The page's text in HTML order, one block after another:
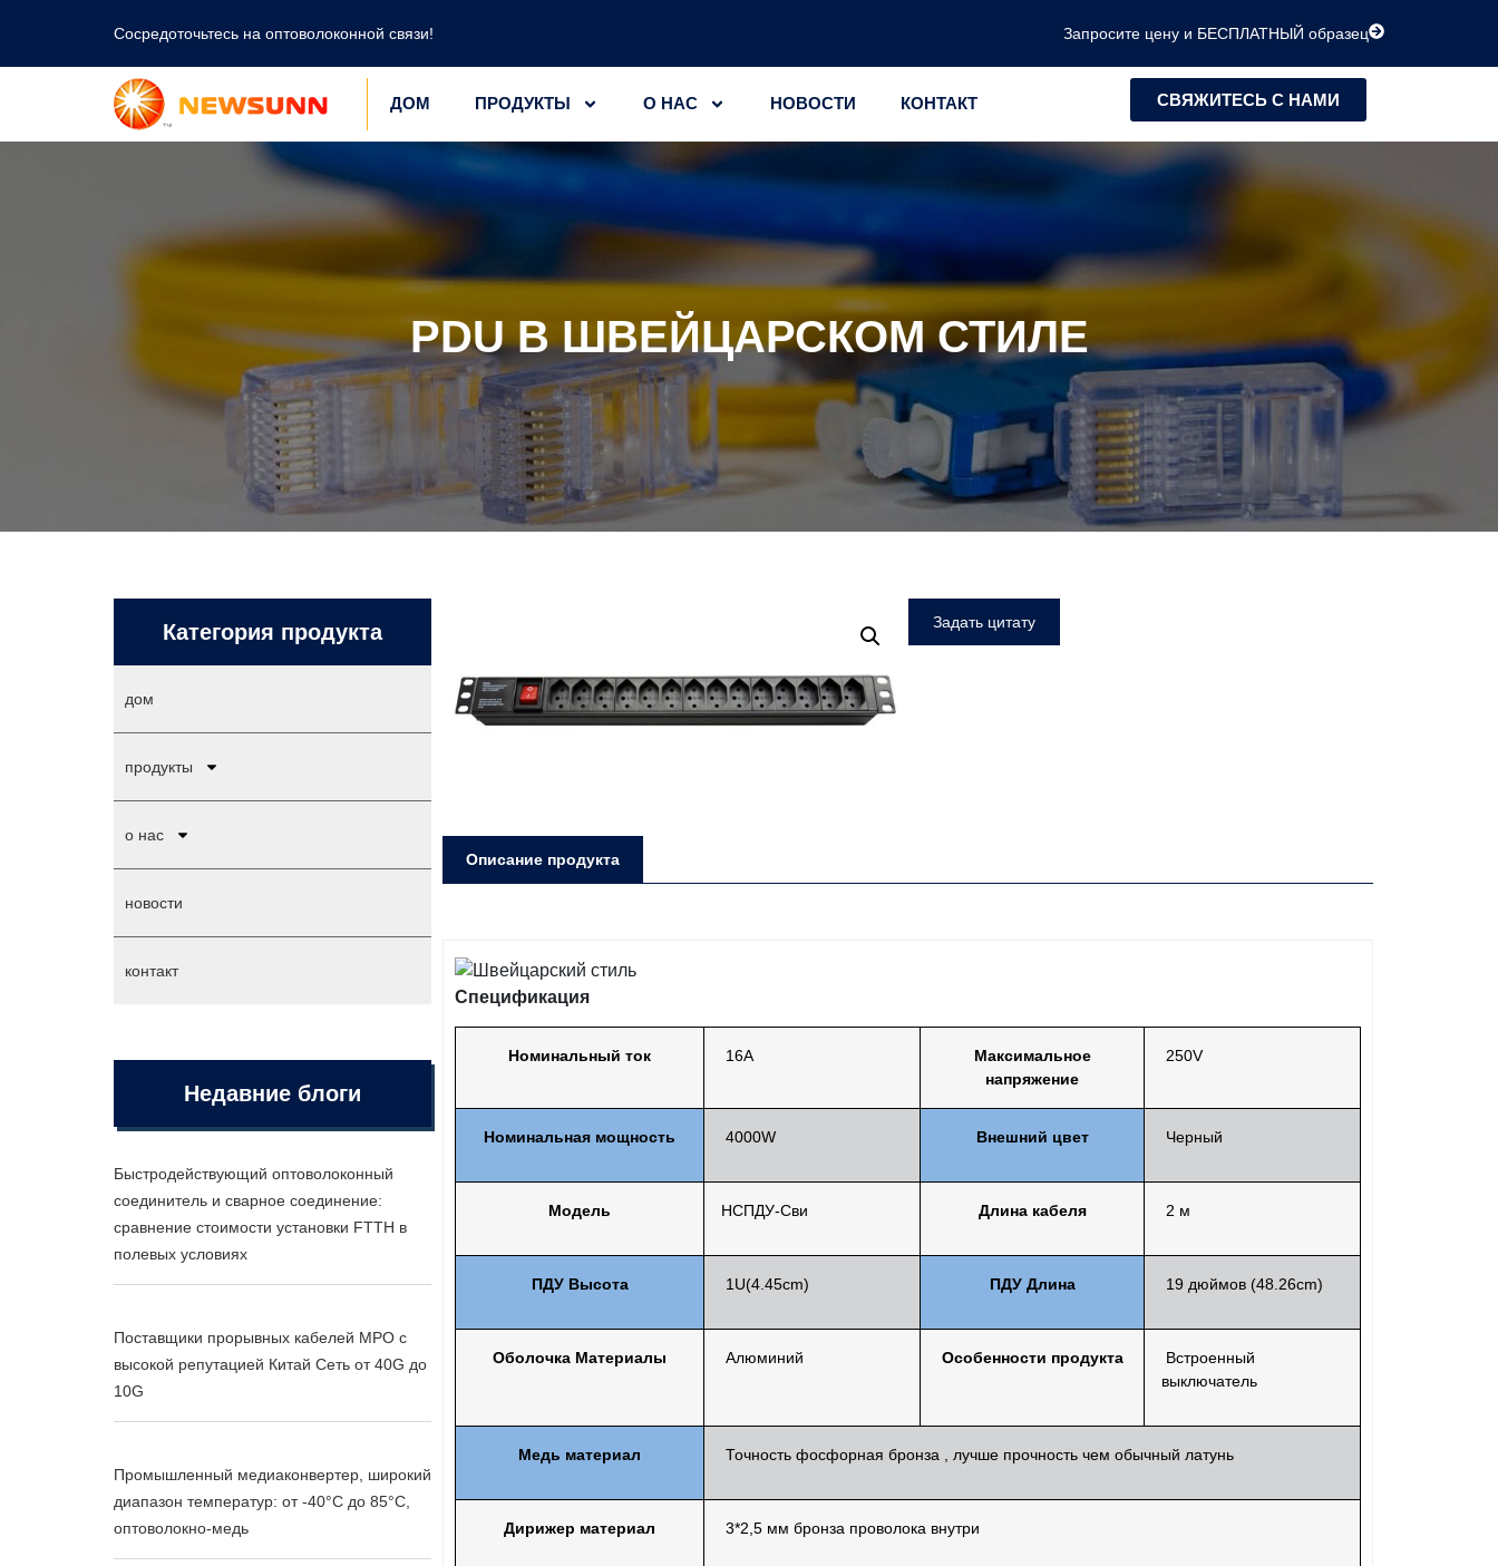
Сосредоточьтесь на оптоволоконной связи! Запросите цену и БЕСПЛАТНЫЙ образец
ДОМ ПРОДУКТЫ О НАС НОВОСТИ КОНТАКТ СВЯЖИТЕСЬ С НАМИ
PDU В ШВЕЙЦАРСКОМ СТИЛЕ
Категория продукта
дом
продукты
о нас
новости
контакт
Недавние блоги
Быстродействующий оптоволоконный
соединитель и сварное соединение:
сравнение стоимости установки FTTH в
полевых условиях
Поставщики прорывных кабелей MPO с
высокой репутацией Китай Сеть от 40G до
10G
Промышленный медиаконвертер, широкий
диапазон температур: от -40°C до 85°C,
оптоволокно-медь
Задать цитату
Описание продукта
Спецификация
Номинальный ток 16A
Максимальное
напряжение
250V
Номинальная мощность 4000W Внешний цвет Черный
Модель НСПДУ-Сви Длина кабеля 2 м
ПДУ Высота 1U(4.45cm) ПДУ Длина 19 дюймов (48.26cm)
Оболочка Материалы Алюминий Особенности продукта
Встроенный
выключатель
Медь материал Точность фосфорная бронза , лучше прочность чем обычный латунь
Дирижер материал 3*2,5 мм бронза проволока внутри